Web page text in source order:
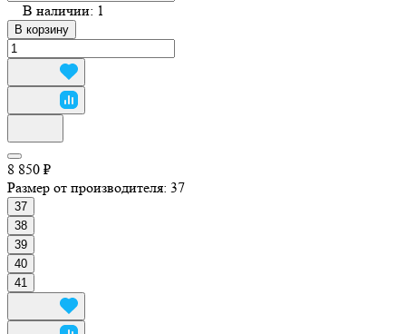
В наличии: 1
В корзину
8 850 ₽
Размер от производителя: 37
37
38
39
40
41